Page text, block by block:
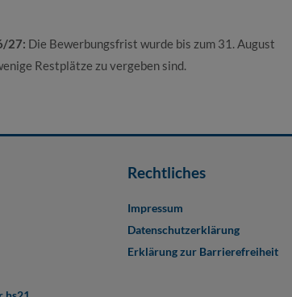
27: Die Bewerbungsfrist wurde bis zum 31. August
Restplätze zu vergeben sind.
Rechtliches
Impressum
Datenschutzerklärung
Erklärung zur Barrierefreiheit